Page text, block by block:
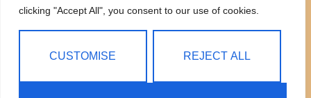
clicking "Accept All", you consent to our use of cookies.
CUSTOMISE REJECT ALL
ciclosdeusto@gmail.com